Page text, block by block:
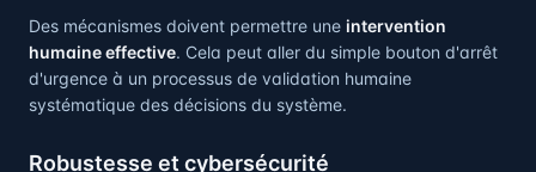
Des mécanismes doivent permettre une intervention
humaine effective. Cela peut aller du simple bouton d'arrêt
d'urgence à un processus de validation humaine
systématique des décisions du système.
Robustesse et cybersécurité